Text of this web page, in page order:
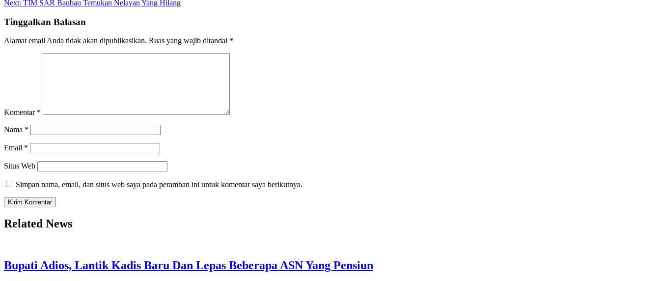
pos
Next: TIM SAR Baubau Temukan Nelayan Yang Hilang
Tinggalkan Balasan
Alamat email Anda tidak akan dipublikasikan. Ruas yang wajib ditandai *
Komentar *
Nama *
Email *
Situs Web
Simpan nama, email, dan situs web saya pada peramban ini untuk komentar saya berikutnya.
Related News
Bupati Adios, Lantik Kadis Baru Dan Lepas Beberapa ASN Yang Pensiun